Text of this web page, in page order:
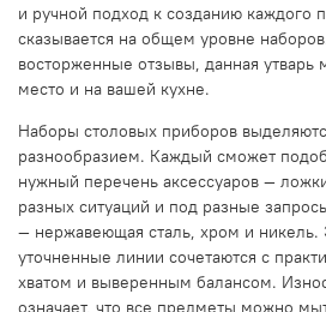
и ручной подход к созданию каждого
сказывается на общем уровне
восторженные отзывы, данная утварь
место и на вашей кухне.
Наборы столовых приборов
разнообразием. Каждый сможет
нужный перечень аксессуаров —
разных ситуаций и под разные
— нержавеющая сталь, хром и
уточненные линии сочетаются с
хватом и выверенным балансом.
означает, что все предметы можно